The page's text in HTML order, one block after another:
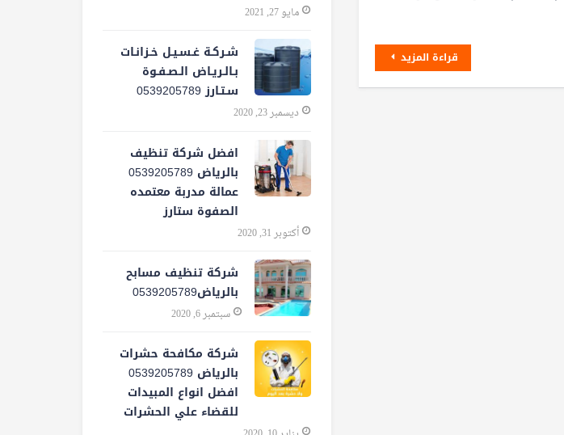
قراءة المزيد
مايو 27, 2021
شـركـة غـسـيـل خـزانـات
بـالـريـاض الـصـفـوة
سـتـارز 0539205789
ديسمبر 23, 2020
افضل شركة تنظيف
بالرياض 0539205789
عمالة مدربة معتمده
الصفوة ستارز
أكتوبر 31, 2020
شركة تنظيف مسابح
بالرياض0539205789
سبتمبر 6, 2020
شركة مكافحة حشرات
بالرياض 0539205789
افضل انواع المبيدات
للقضاء علي الحشرات